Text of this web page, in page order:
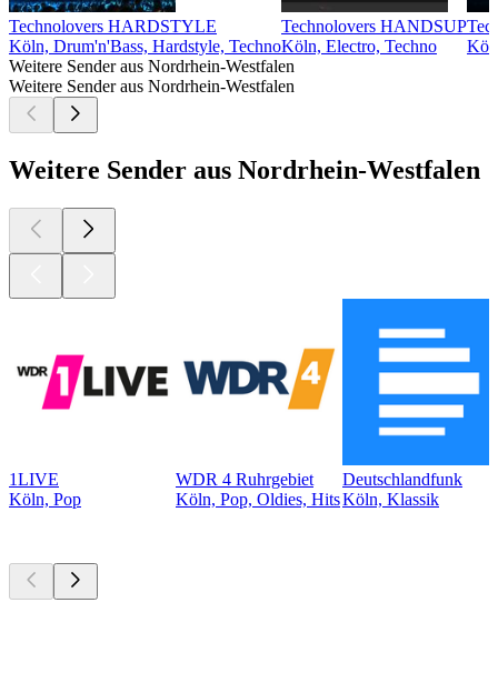
Technolovers HARDSTYLE
Köln, Drum'n'Bass, Hardstyle, Techno
Technolovers HANDSUP
Köln, Electro, Techno
Weitere Sender aus Nordrhein-Westfalen
Weitere Sender aus Nordrhein-Westfalen
Weitere Sender aus Nordrhein-Westfalen
1LIVE
Köln, Pop
WDR 4 Ruhrgebiet
Köln, Pop, Oldies, Hits
Deutschlandfunk
Köln, Klassik